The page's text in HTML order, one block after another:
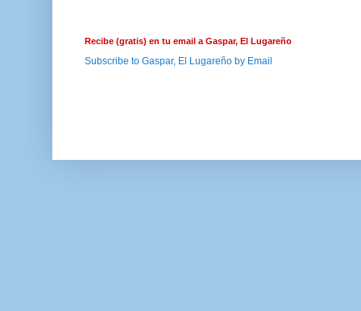
Recibe (gratis) en tu email a Gaspar, El Lugareño
Subscribe to Gaspar, El Lugareño by Email